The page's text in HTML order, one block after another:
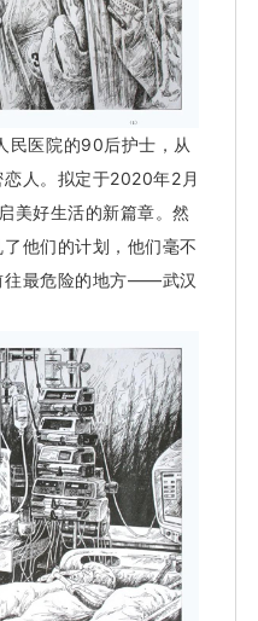
民医院的90后护士，从
人。 拟定于2020年2月
美好生活的新篇章。然
他们的计划，他们毫不
往最危险的地方——武汉